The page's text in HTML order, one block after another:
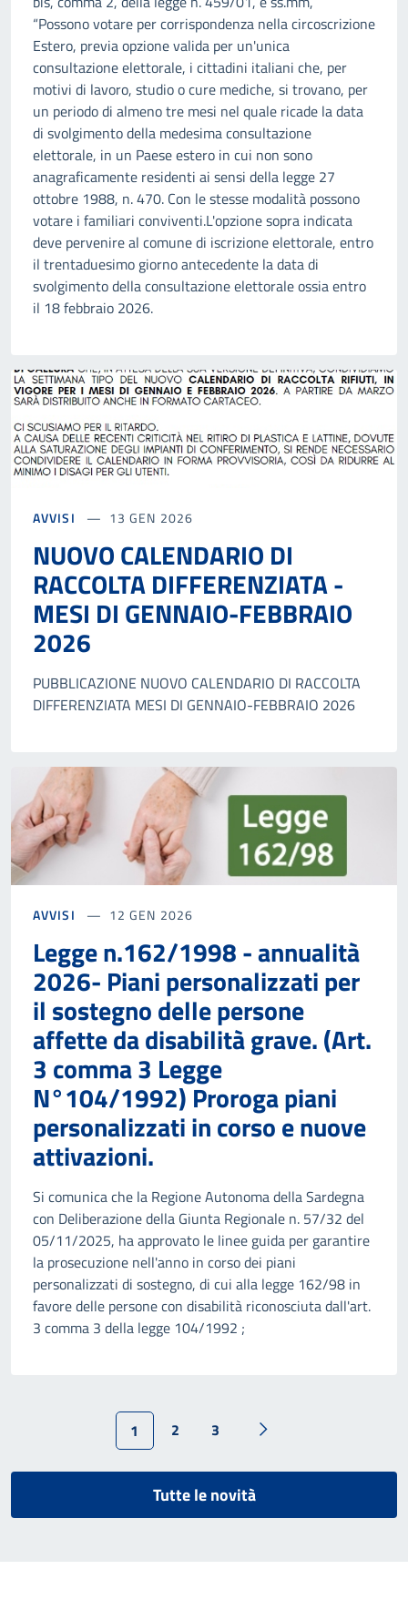
“Possono votare per corrispondenza nella circoscrizione
Estero, previa opzione valida per un'unica
consultazione elettorale, i cittadini italiani che, per
motivi di lavoro, studio o cure mediche, si trovano, per
un periodo di almeno tre mesi nel quale ricade la data
di svolgimento della medesima consultazione
elettorale, in un Paese estero in cui non sono
anagraficamente residenti ai sensi della legge 27
ottobre 1988, n. 470. Con le stesse modalità possono
votare i familiari conviventi.L'opzione sopra indicata
deve pervenire al comune di iscrizione elettorale, entro
il trentaduesimo giorno antecedente la data di
svolgimento della consultazione elettorale ossia entro
il 18 febbraio 2026.
AVVISI 13 GEN 2026
NUOVO CALENDARIO DI
RACCOLTA DIFFERENZIATA -
MESI DI GENNAIO-FEBBRAIO
2026
PUBBLICAZIONE NUOVO CALENDARIO DI RACCOLTA
DIFFERENZIATA MESI DI GENNAIO-FEBBRAIO 2026
AVVISI 12 GEN 2026
Legge n.162/1998 - annualità
2026- Piani personalizzati per
il sostegno delle persone
affette da disabilità grave. (Art.
3 comma 3 Legge
N°104/1992) Proroga piani
personalizzati in corso e nuove
attivazioni.
Si comunica che la Regione Autonoma della Sardegna
con Deliberazione della Giunta Regionale n. 57/32 del
05/11/2025, ha approvato le linee guida per garantire
la prosecuzione nell'anno in corso dei piani
personalizzati di sostegno, di cui alla legge 162/98 in
favore delle persone con disabilità riconosciuta dall'art.
3 comma 3 della legge 104/1992 ;
1 2 3
Tutte le novità